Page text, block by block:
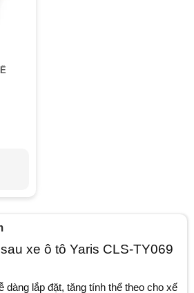
xe ô tô Yaris CLS-TY069
dàng lắp đặt, tăng tính thể theo cho xế